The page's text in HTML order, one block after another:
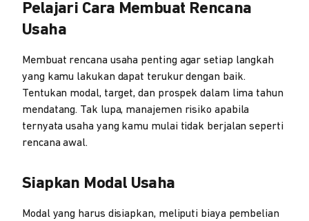
Pelajari Cara Membuat Rencana
Usaha
Membuat rencana usaha penting agar setiap langkah
yang kamu lakukan dapat terukur dengan baik.
Tentukan modal, target, dan prospek dalam lima tahun
mendatang. Tak lupa, manajemen risiko apabila
ternyata usaha yang kamu mulai tidak berjalan seperti
rencana awal.
Siapkan Modal Usaha
Modal yang harus disiapkan, meliputi biaya pembelian